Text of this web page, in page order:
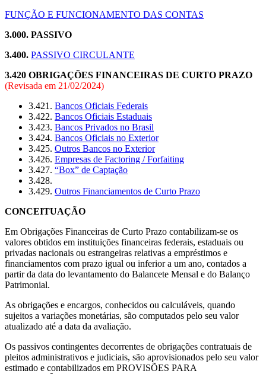
FUNÇÃO E FUNCIONAMENTO DAS CONTAS
3.000. PASSIVO
3.400. PASSIVO CIRCULANTE
3.420 OBRIGAÇÕES FINANCEIRAS DE CURTO PRAZO
(Revisada em 21/02/2024)
3.421. Bancos Oficiais Federais
3.422. Bancos Oficiais Estaduais
3.423. Bancos Privados no Brasil
3.424. Bancos Oficiais no Exterior
3.425. Outros Bancos no Exterior
3.426. Empresas de Factoring / Forfaiting
3.427. “Box” de Captação
3.428.
3.429. Outros Financiamentos de Curto Prazo
CONCEITUAÇÃO
Em Obrigações Financeiras de Curto Prazo contabilizam-se os
valores obtidos em instituições financeiras federais, estaduais ou
privadas nacionais ou estrangeiras relativas a empréstimos e
financiamentos com prazo igual ou inferior a um ano, contados a
partir da data do levantamento do Balancete Mensal e do Balanço
Patrimonial.
As obrigações e encargos, conhecidos ou calculáveis, quando
sujeitos a variações monetárias, são computados pelo seu valor
atualizado até a data da avaliação.
Os passivos contingentes decorrentes de obrigações contratuais de
pleitos administrativos e judiciais, são aprovisionados pelo seu valor
estimado e contabilizados em PROVISÕES PARA